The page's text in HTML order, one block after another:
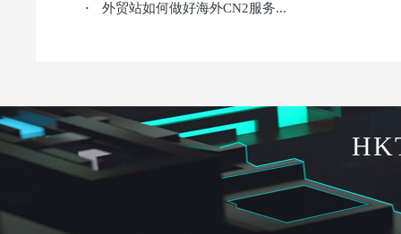
· 外贸站如何做好海外CN2服务...